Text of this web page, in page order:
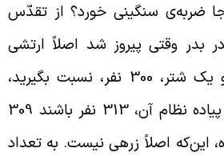
ضربه‌ی سنگینی خورد؟ از تقدّس
وقتی پیروز شد اصلاً ارتشی
نداشت، چند اسب و یک شتر، 300 نفر، نسبت بگیرید،
یعنی زرهی اسلام به پیاده نظام آن، 313 نفر باشند 309
این‌که اصلاً زرهی نیست. به تعداد